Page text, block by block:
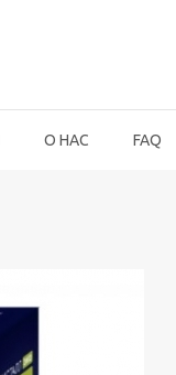
О НАС FAQ